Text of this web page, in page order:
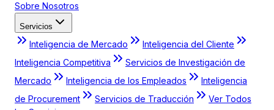
Sobre Nosotros
Servicios
Inteligencia de Mercado
Inteligencia del Cliente
Inteligencia Competitiva
Servicios de Investigación de
Mercado
Inteligencia de los Empleados
Inteligencia
de Procurement
Servicios de Traducción
Ver Todos